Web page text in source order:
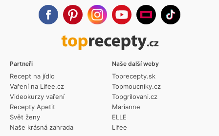
Partneři
Recept na jídlo
Vaření na Lifee.cz
Videokurzy vaření
Recepty Apetit
Svět ženy
Naše krásná zahrada
Naše další weby
Toprecepty.sk
Topmoucniky.cz
Topgrilovani.cz
Marianne
ELLE
Lifee